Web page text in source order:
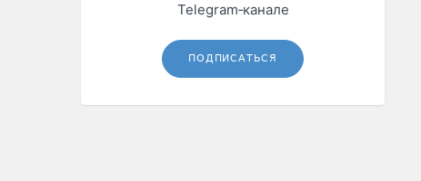
Telegram‑канале
ПОДПИСАТЬСЯ